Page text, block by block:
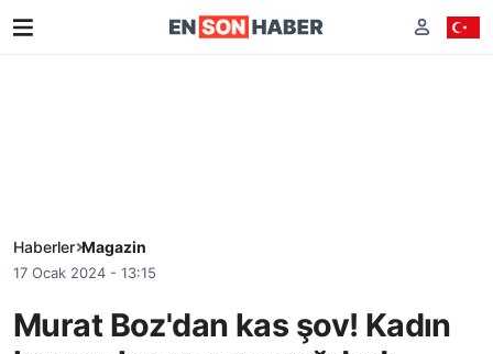
Haberler Magazin
17 Ocak 2024 - 13:15
Murat Boz'dan kas şov! Kadın